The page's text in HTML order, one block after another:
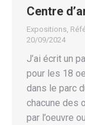
Centre
Expositions
20/09/2024
J’ai écrit un
pour les 18
dans le parc
chacune des
par l’oeuvre